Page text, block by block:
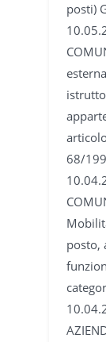
posti)
68/
posto,